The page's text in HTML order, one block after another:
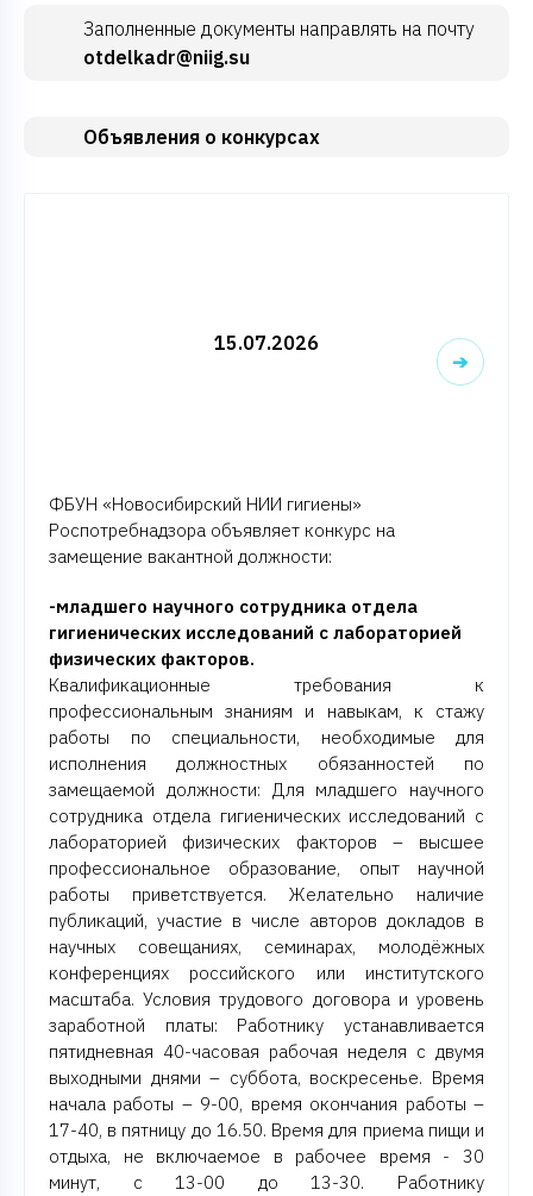
Заполненные документы направлять на почту
otdelkadr@niig.su
Объявления о конкурсах
15.07.2026
ФБУН «Новосибирский НИИ гигиены»
Роспотребнадзора объявляет конкурс на
замещение вакантной должности:
-младшего научного сотрудника отдела
гигиенических исследований с лабораторией
физических факторов.
Квалификационные требования к
профессиональным знаниям и навыкам, к стажу
работы по специальности, необходимые для
исполнения должностных обязанностей по
замещаемой должности: Для младшего научного
сотрудника отдела гигиенических исследований с
лабораторией физических факторов – высшее
профессиональное образование, опыт научной
работы приветствуется. Желательно наличие
публикаций, участие в числе авторов докладов в
научных совещаниях, семинарах, молодёжных
конференциях российского или институтского
масштаба. Условия трудового договора и уровень
заработной платы: Работнику устанавливается
пятидневная 40-часовая рабочая неделя с двумя
выходными днями – суббота, воскресенье. Время
начала работы – 9-00, время окончания работы –
17-40, в пятницу до 16.50. Время для приема пищи и
отдыха, не включаемое в рабочее время - 30
минут, с 13-00 до 13-30. Работнику
➔